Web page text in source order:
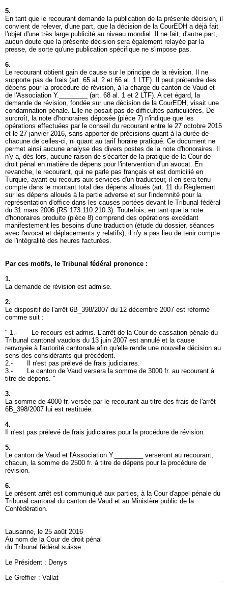
5.
En tant que le recourant demande la publication de la présente décision, il
convient de relever, d'une part, que la décision de la CourEDH a déjà fait
l'objet d'une très large publicité au niveau mondial. Il ne fait, d'autre part,
aucun doute que la présente décision sera également relayée par la
presse, de sorte qu'une publication spécifique ne s'impose pas.
6.
Le recourant obtient gain de cause sur le principe de la révision. Il ne
supporte pas de frais (art. 65 al. 2 et 66 al. 1 LTF). Il peut prétendre des
dépens pour la procédure de révision, à la charge du canton de Vaud et
de l'Association Y.________ (art. 68 al. 1 et 2 LTF). A cet égard, la
demande de révision, fondée sur une décision de la CourEDH, visait une
condamnation pénale. Elle ne posait pas de difficultés particulières. De
surcroît, la note d'honoraires déposée (pièce 7) n'indique que les
opérations effectuées par le conseil du recourant entre le 27 octobre 2015
et le 27 janvier 2016, sans apporter de précisions quant à la durée de
chacune de celles-ci, ni quant au tarif horaire pratiqué. Ce document ne
permet ainsi aucune analyse des divers postes de la note d'honoraires. Il
n'y a, dès lors, aucune raison de s'écarter de la pratique de la Cour de
droit pénal en matière de dépens pour l'intervention d'un avocat. En
revanche, le recourant, qui ne parle pas français et est domicilié en
Turquie, ayant eu recours aux services d'un traducteur, il en sera tenu
compte dans le montant total des dépens alloués (art. 11 du Règlement
sur les dépens alloués à la partie adverse et sur l'indemnité pour la
représentation d'office dans les causes portées devant le Tribunal fédéral
du 31 mars 2006 (RS 173.110.210.3). Toutefois, en tant que la note
d'honoraires produite (pièce 8) comprend des opérations excédant
manifestement les besoins d'une traduction (étude du dossier, séances
avec l'avocat et déplacements y relatifs), il n'y a pas lieu de tenir compte
de l'intégralité des heures facturées.
Par ces motifs, le Tribunal fédéral prononce :
1.
La demande de révision est admise.
2.
Le dispositif de l'arrêt 6B_398/2007 du 12 décembre 2007 est réformé
comme suit :
" 1.- Le recours est admis. L'arrêt de la Cour de cassation pénale du
Tribunal cantonal vaudois du 13 juin 2007 est annulé et la cause
renvoyée à l'autorité cantonale afin qu'elle rende une nouvelle décision au
sens des considérants qui précèdent.
2.- Il n'est pas prélevé de frais judiciaires.
3.- Le canton de Vaud versera la somme de 3000 fr. au recourant à
titre de dépens. "
3.
La somme de 4000 fr. versée par le recourant au titre des frais de l'arrêt
6B_398/2007 lui est restituée.
4.
Il n'est pas prélevé de frais judiciaires pour la procédure de révision.
5.
Le canton de Vaud et l'Association Y.________ verseront au recourant,
chacun, la somme de 2500 fr. à titre de dépens pour la procédure de
révision.
6.
Le présent arrêt est communiqué aux parties, à la Cour d'appel pénale du
Tribunal cantonal du canton de Vaud et au Ministère public de la
Confédération.
Lausanne, le 25 août 2016
Au nom de la Cour de droit pénal
du Tribunal fédéral suisse
Le Président : Denys
Le Greffier : Vallat